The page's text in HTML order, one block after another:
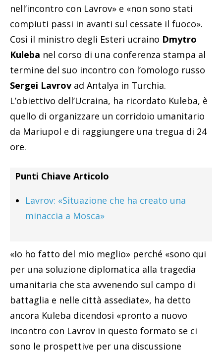
nell’incontro con Lavrov» e «non sono stati
compiuti passi in avanti sul cessate il fuoco».
Così il ministro degli Esteri ucraino Dmytro
Kuleba nel corso di una conferenza stampa al
termine del suo incontro con l’omologo russo
Sergei Lavrov ad Antalya in Turchia.
L’obiettivo dell’Ucraina, ha ricordato Kuleba, è
quello di organizzare un corridoio umanitario
da Mariupol e di raggiungere una tregua di 24
ore.
Punti Chiave Articolo
Lavrov: «Situazione che ha creato una
minaccia a Mosca»
«Io ho fatto del mio meglio» perché «sono qui
per una soluzione diplomatica alla tragedia
umanitaria che sta avvenendo sul campo di
battaglia e nelle città assediate», ha detto
ancora Kuleba dicendosi «pronto a nuovo
incontro con Lavrov in questo formato se ci
sono le prospettive per una discussione